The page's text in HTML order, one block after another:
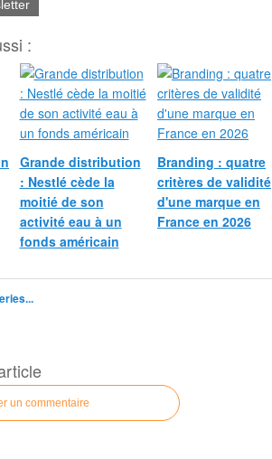
:
Grande distribution
: Nestlé cède la
moitié de son
activité eau à un
fonds américain
Branding : quatre
critères de validité
d'une marque en
France en 2026
un commentaire